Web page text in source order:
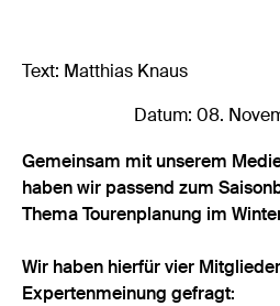
Text: Matthias Knaus
Datum: 08.
Gemeinsam mit unserem
haben wir passend zum
Thema Tourenplanung im
Wir haben hierfür vier
Expertenmeinung gefragt: